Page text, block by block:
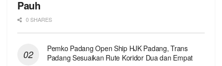
Pauh
0 SHARES
Pemko Padang Open Ship HJK Padang, Trans
Padang Sesuaikan Rute Koridor Dua dan Empat